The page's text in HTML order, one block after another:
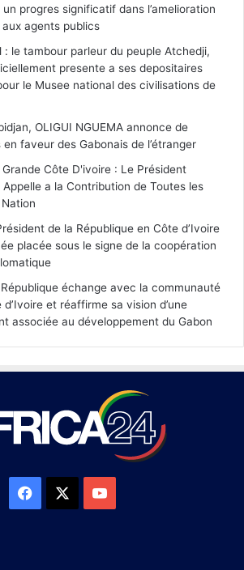
progres significatif dans l’amelioration
agents publics
: le tambour parleur du peuple Atchedji,
presente a ses depositaires
le Musee national des civilisations de
OLIGUI NGUEMA annonce de
faveur des Gabonais de l’étranger
Côte D'ivoire : Le Président
a la Contribution de Toutes les
de la République en Côte d’Ivoire
placée sous le signe de la coopération
échange avec la communauté
et réaffirme sa vision d’une
associée au développement du Gabon